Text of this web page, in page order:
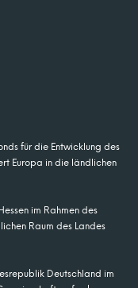
für die Entwicklung des
Europa in die ländlichen
im Rahmen des
Raum des Landes
Deutschland im